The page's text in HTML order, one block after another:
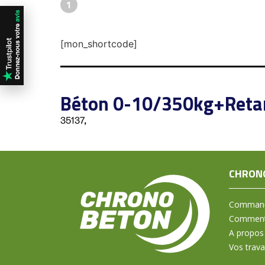
1
[mon_shortcode]
Béton 0-10/
35137,
A propos
Vos